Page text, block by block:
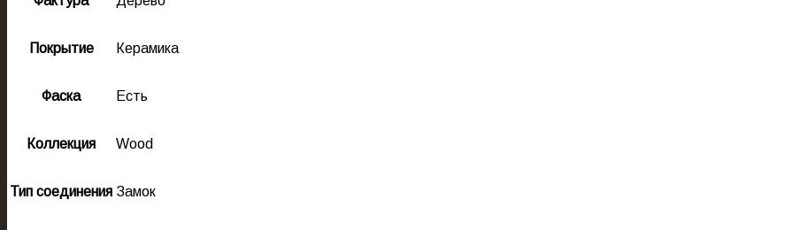
Покрытие Керамика
Фаска Есть
Коллекция Wood
Тип соединения Замок